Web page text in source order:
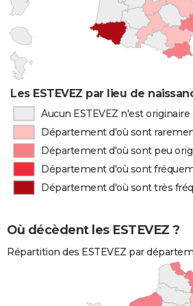
Les ESTEVEZ par lieu de
Aucun ESTEVEZ n'est
Département d'où sont
Département d'où sont peu
Département d'où sont
Département d'où sont très
Où décèdent les ESTEVEZ ?
Répartition des ESTEVEZ par